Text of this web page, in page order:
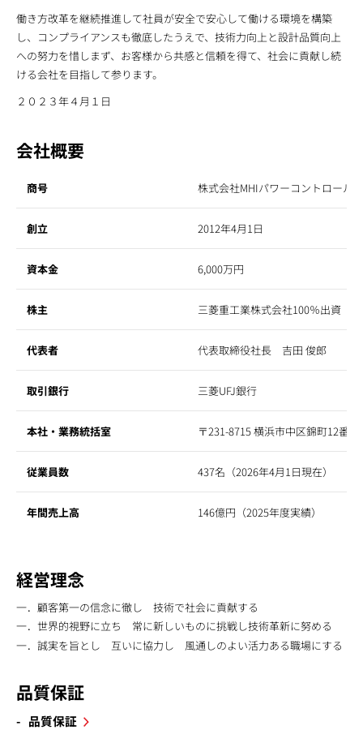
働き方改革を継続推進して社員が安全で安心して働ける環境を構築
し、コンプライアンスも徹底したうえで、技術力向上と設計品質向上
への努力を惜しまず、お客様から共感と信頼を得て、社会に貢献し続
ける会社を目指して参ります。
２０２３年４月１日
会社概要
商号 株式会社MHIパワーコントロール
創立 2012年4月1日
資本金 6,000万円
株主 三菱重工業株式会社100％出資
代表者 代表取締役社長 吉田 俊郎
取引銀行 三菱UFJ銀行
本社・業務統括室 〒231-8715 横浜市中区錦町12番
従業員数 437名（2026年4月1日現在）
年間売上高 146億円（2025年度実績）
経営理念
一．顧客第一の信念に徹し 技術で社会に貢献する
一．世界的視野に立ち 常に新しいものに挑戦し技術革新に努める
一．誠実を旨とし 互いに協力し 風通しのよい活力ある職場にする
品質保証
品質保証